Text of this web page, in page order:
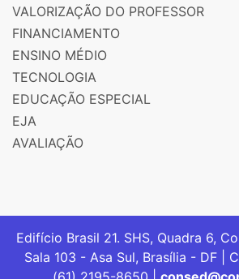
VALORIZAÇÃO DO PROFESSOR
FINANCIAMENTO
ENSINO MÉDIO
TECNOLOGIA
EDUCAÇÃO ESPECIAL
EJA
AVALIAÇÃO
Edifício Brasil 21. SHS, Quadra 6,
Sala 103 - Asa Sul, Brasília - DF |